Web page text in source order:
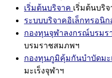
เริ่มต้นบริจาค เริ่มต้นบริจ
ระบบบริจาคอิเล็กทรอนิก
กองทุนจุฬาลงกรณ์บรมร
บรมราชสมภพฯ
กองทุนภูมิคุ้มกันบำบัดมะ
มะเร็งจุฬาฯ